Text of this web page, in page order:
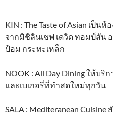
KIN : The Taste of Asian เป็
จากมิชิลินเชฟ เดวิด ทอมป์สัน
ป้อม กระทะเหล็ก
NOOK : All Day Dining ให้บริ
และเบเกอรี่ที่ทำสดใหม่ทุกวัน
SALA : Mediteranean